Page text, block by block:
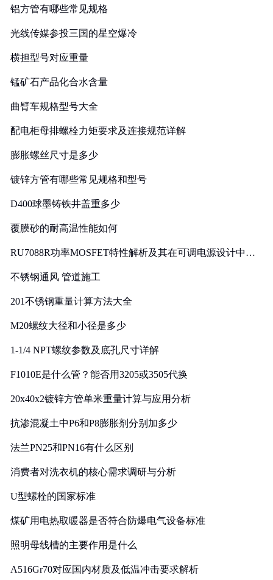
铝方管有哪些常见规格
光线传媒参投三国的星空爆冷
横担型号对应重量
锰矿石产品化合水含量
曲臂车规格型号大全
配电柜母排螺栓力矩要求及连接规范详解
膨胀螺丝尺寸是多少
镀锌方管有哪些常见规格和型号
D400球墨铸铁井盖重多少
覆膜砂的耐高温性能如何
RU7088R功率MOSFET特性解析及其在可调电源设计中的
不锈钢通风 管道施工
201不锈钢重量计算方法大全
M20螺纹大径和小径是多少
1-1/4 NPT螺纹参数及底孔尺寸详解
F1010E是什么管？能否用3205或3505代换
20x40x2镀锌方管单米重量计算与应用分析
抗渗混凝土中P6和P8膨胀剂分别加多少
法兰PN25和PN16有什么区别
消费者对洗衣机的核心需求调研与分析
U型螺栓的国家标准
煤矿用电热取暖器是否符合防爆电气设备标准
照明母线槽的主要作用是什么
A516Gr70对应国内材质及低温冲击要求解析